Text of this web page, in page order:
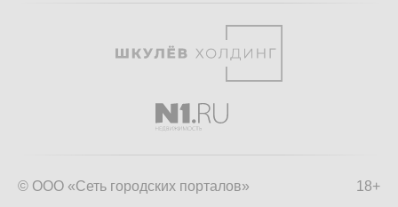
18+
© ООО «Сеть городских порталов»